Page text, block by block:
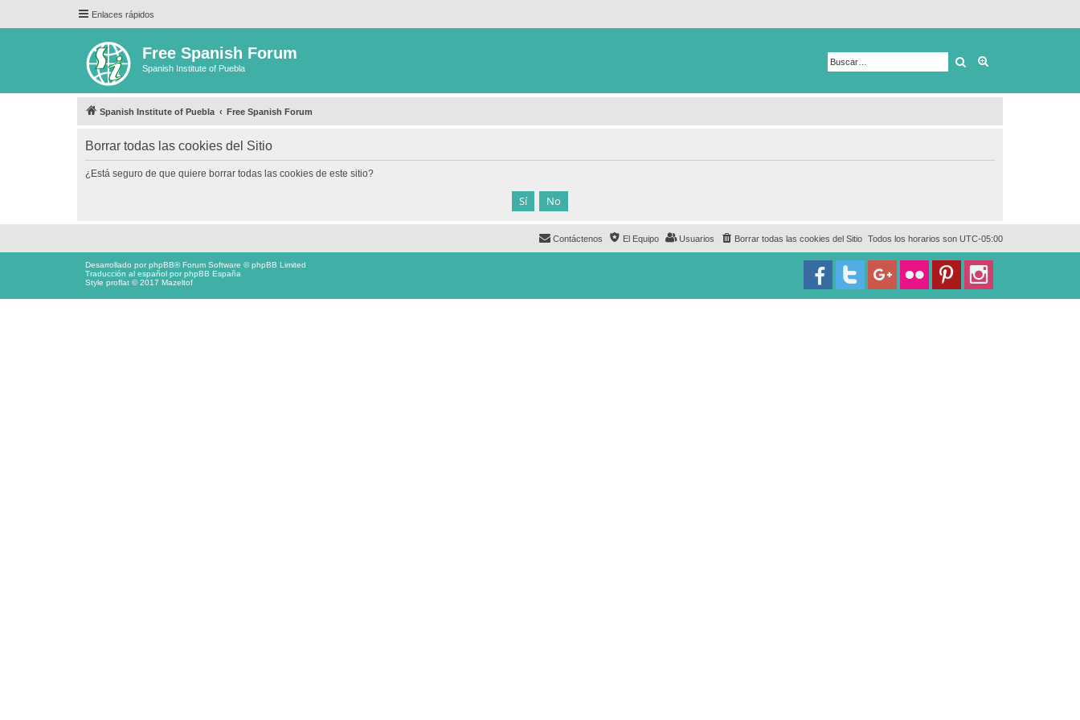
Enlaces rápidos
Free Spanish Forum
Spanish Institute of Puebla Buscar
Spanish Institute of Puebla Free Spanish Forum
Borrar todas las cookies del Sitio
¿Está seguro de que quiere borrar todas las cookies de este sitio?
Todos los horarios son UTC-05:00
Borrar todas las cookies del Sitio
Usuarios
El Equipo
Contáctenos
Desarrollado porphpBB® Forum Software © phpBB Limited
Traducción al español porphpBB España
Style proflat © 2017 Mazeltof